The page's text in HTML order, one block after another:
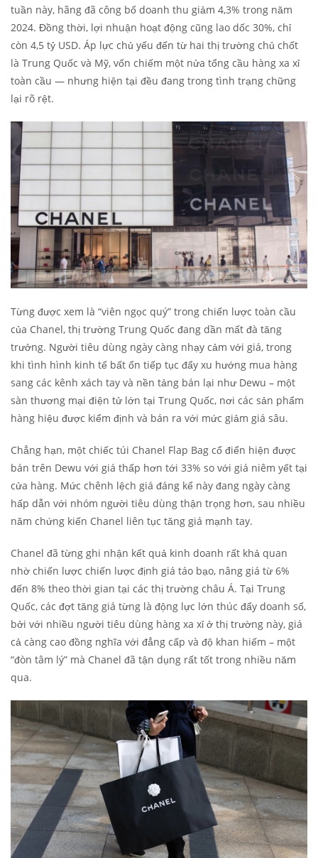
tuần này, hãng đã công bố doanh thu giảm 4,3% trong năm
2024. Đồng thời, lợi nhuận hoạt động cũng lao dốc 30%, chỉ
còn 4,5 tỷ USD. Áp lực chủ yếu đến từ hai thị trường chủ chốt
là Trung Quốc và Mỹ, vốn chiếm một nửa tổng cầu hàng xa xỉ
toàn cầu — nhưng hiện tại đều đang trong tình trạng chững
lại rõ rệt.
Từng được xem là “viên ngọc quý” trong chiến lược toàn cầu
của Chanel, thị trường Trung Quốc đang dần mất đà tăng
trưởng. Người tiêu dùng ngày càng nhạy cảm với giá, trong
khi tình hình kinh tế bất ổn tiếp tục đẩy xu hướng mua hàng
sang các kênh xách tay và nền tảng bán lại như Dewu – một
sàn thương mại điện tử lớn tại Trung Quốc, nơi các sản phẩm
hàng hiệu được kiểm định và bán ra với mức giảm giá sâu.
Chẳng hạn, một chiếc túi Chanel Flap Bag cổ điển hiện được
bán trên Dewu với giá thấp hơn tới 33% so với giá niêm yết tại
cửa hàng. Mức chênh lệch giá đáng kể này đang ngày càng
hấp dẫn với nhóm người tiêu dùng thận trọng hơn, sau nhiều
năm chứng kiến Chanel liên tục tăng giá mạnh tay.
Chanel đã từng ghi nhận kết quả kinh doanh rất khả quan
nhờ chiến lược chiến lược định giá táo bạo, nâng giá từ 6%
đến 8% theo thời gian tại các thị trường châu Á. Tại Trung
Quốc, các đợt tăng giá từng là động lực lớn thúc đẩy doanh số,
bởi với nhiều người tiêu dùng hàng xa xỉ ở thị trường này, giá
cả càng cao đồng nghĩa với đẳng cấp và độ khan hiếm – một
“đòn tâm lý” mà Chanel đã tận dụng rất tốt trong nhiều năm
qua.